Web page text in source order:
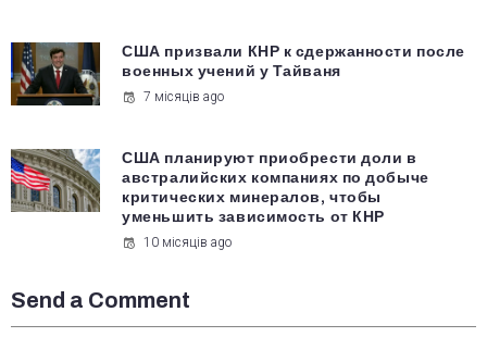
США призвали КНР к сдержанности после
военных учений у Тайваня
7 місяців ago
США планируют приобрести доли в
австралийских компаниях по добыче
критических минералов, чтобы
уменьшить зависимость от КНР
10 місяців ago
Send a Comment